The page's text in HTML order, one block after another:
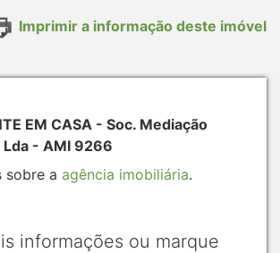
Imprimir a informação deste imóvel
EM CASA - Soc. Mediação
Lda - AMI 9266
sobre a agência imobiliária.
informações ou marque